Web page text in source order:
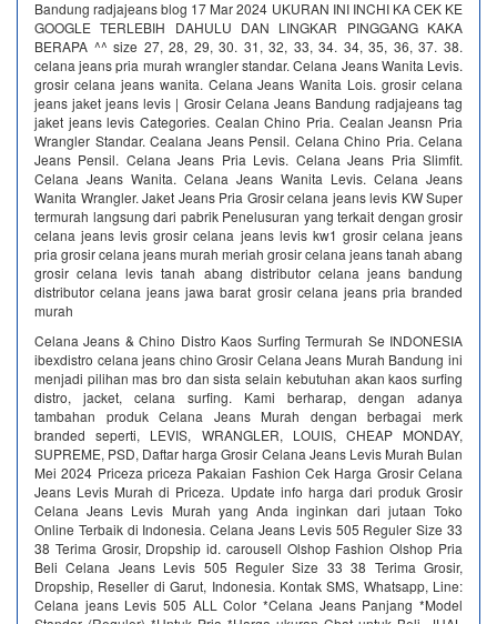
Bandung radjajeans blog 17 Mar 2024 UKURAN INI INCHI KA CEK KE
GOOGLE TERLEBIH DAHULU DAN LINGKAR PINGGANG KAKA
BERAPA ^^ size 27, 28, 29, 30. 31, 32, 33, 34. 34, 35, 36, 37. 38.
celana jeans pria murah wrangler standar. Celana Jeans Wanita Levis.
grosir celana jeans wanita. Celana Jeans Wanita Lois. grosir celana
jeans jaket jeans levis | Grosir Celana Jeans Bandung radjajeans tag
jaket jeans levis Categories. Cealan Chino Pria. Cealan Jeansn Pria
Wrangler Standar. Cealana Jeans Pensil. Celana Chino Pria. Celana
Jeans Pensil. Celana Jeans Pria Levis. Celana Jeans Pria Slimfit.
Celana Jeans Wanita. Celana Jeans Wanita Levis. Celana Jeans
Wanita Wrangler. Jaket Jeans Pria Grosir celana jeans levis KW Super
termurah langsung dari pabrik‎ Penelusuran yang terkait dengan grosir
celana jeans levis grosir celana jeans levis kw1 grosir celana jeans
pria grosir celana jeans murah meriah grosir celana jeans tanah abang
grosir celana levis tanah abang distributor celana jeans bandung
distributor celana jeans jawa barat grosir celana jeans pria branded
murah
Celana Jeans & Chino Distro Kaos Surfing Termurah Se INDONESIA
ibexdistro celana jeans chino Grosir Celana Jeans Murah Bandung ini
menjadi pilihan mas bro dan sista selain kebutuhan akan kaos surfing
distro, jacket, celana surfing. Kami berharap, dengan adanya
tambahan produk Celana Jeans Murah dengan berbagai merk
branded seperti, LEVIS, WRANGLER, LOUIS, CHEAP MONDAY,
SUPREME, PSD, Daftar harga Grosir Celana Jeans Levis Murah Bulan
Mei 2024 Priceza priceza Pakaian Fashion Cek Harga Grosir Celana
Jeans Levis Murah di Priceza. Update info harga dari produk Grosir
Celana Jeans Levis Murah yang Anda inginkan dari jutaan Toko
Online Terbaik di Indonesia. Celana Jeans Levis 505 Reguler Size 33
38 Terima Grosir, Dropship id. carousell Olshop Fashion Olshop Pria
Beli Celana Jeans Levis 505 Reguler Size 33 38 Terima Grosir,
Dropship, Reseller di Garut, Indonesia. Kontak SMS, Whatsapp, Line:
Celana jeans Levis 505 ALL Color *Celana Jeans Panjang *Model